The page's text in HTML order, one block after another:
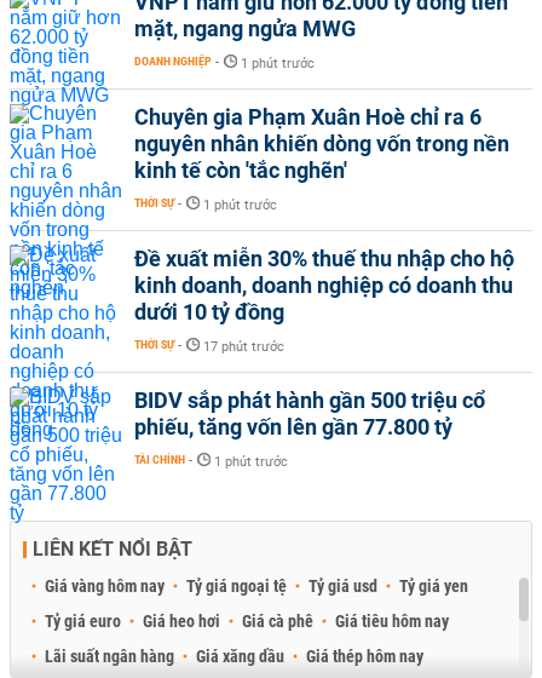
mặt, ngang ngửa MWG
DOANH NGHIỆP - 1 phút trước
Chuyên gia Phạm Xuân Hoè chỉ ra 6
nguyên nhân khiến dòng vốn trong nền
kinh tế còn 'tắc nghẽn'
THỜI SỰ - 1 phút trước
Đề xuất miễn 30% thuế thu nhập cho hộ
kinh doanh, doanh nghiệp có doanh thu
dưới 10 tỷ đồng
THỜI SỰ - 17 phút trước
BIDV sắp phát hành gần 500 triệu cổ
phiếu, tăng vốn lên gần 77.800 tỷ
TÀI CHÍNH - 1 phút trước
LIÊN KẾT NỔI BẬT
Giá vàng hôm nay Tỷ giá ngoại tệ Tỷ giá usd
Tỷ giá yen
Tỷ giá euro
Giá heo hơi Giá cà phê
Giá tiêu hôm nay
Lãi suất ngân hàng
Giá xăng dầu Giá thép hôm nay